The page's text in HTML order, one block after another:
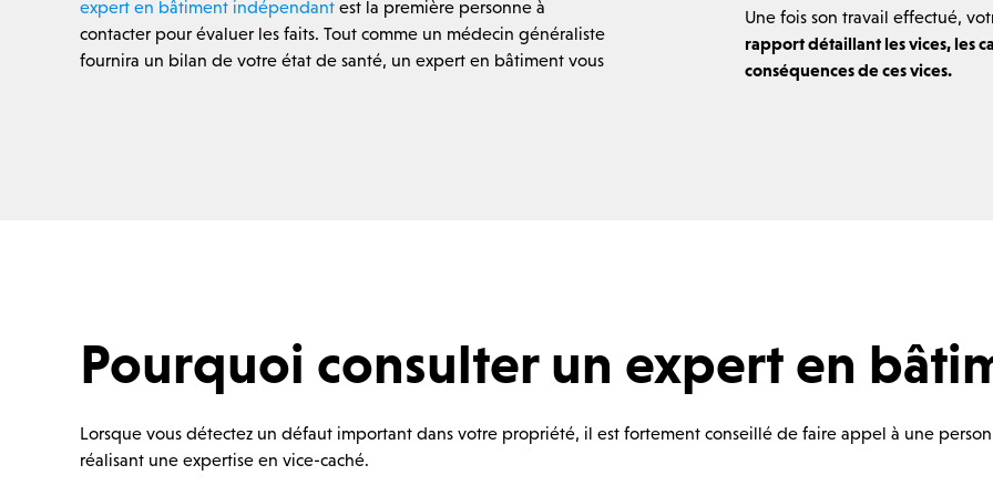
expert en bâtiment indépendant est la première personne à
contacter pour évaluer les faits. Tout comme un médecin généraliste
fournira un bilan de votre état de santé, un expert en bâtiment vous
Une fois son travail effectué,
rapport détaillant les vices, les
conséquences de ces vices.
Pourquoi consulter un expert en
Lorsque vous détectez un défaut important dans votre propriété, il est fortement conseillé de faire appel à une
réalisant une expertise en vice-caché.